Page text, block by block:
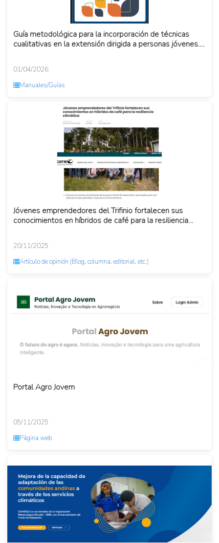
Guía metodológica para la incorporación de técnicas
cualitativas en la extensión dirigida a personas jóvenes.
01/04/2026
Manuales/Guías
Jóvenes emprendedores del Trifinio fortalecen sus
conocimientos en híbridos de café para la resiliencia
20/11/2025
Artículo de opinión (Blog, columna, editorial, etc.)
Portal Agro Jovem
05/11/2025
Página web